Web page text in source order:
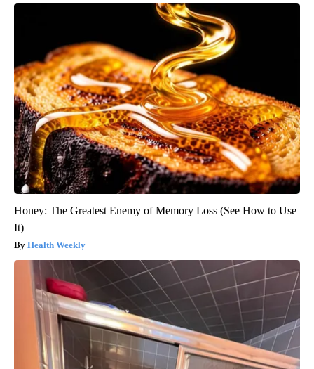
Honey: The Greatest Enemy of Memory Loss (See How to Use
It)
Health Weekly